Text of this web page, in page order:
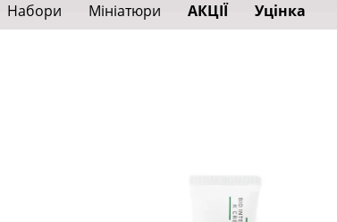
Набори Мініатюри АКЦІЇ Уцінка